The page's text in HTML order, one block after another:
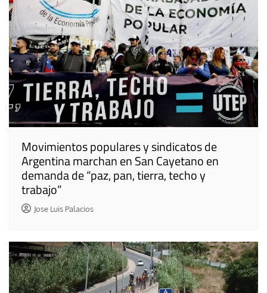
Movimientos populares y sindicatos de
Argentina marchan en San Cayetano en
demanda de “paz, pan, tierra, techo y
trabajo”
Jose Luis Palacios